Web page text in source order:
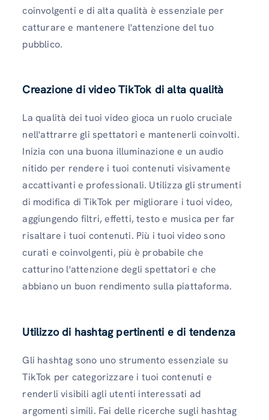
coinvolgenti e di alta qualità è essenziale per
catturare e mantenere l'attenzione del tuo
pubblico.
Creazione di video TikTok di alta qualità
La qualità dei tuoi video gioca un ruolo cruciale
nell'attrarre gli spettatori e mantenerli coinvolti.
Inizia con una buona illuminazione e un audio
nitido per rendere i tuoi contenuti visivamente
accattivanti e professionali. Utilizza gli strumenti
di modifica di TikTok per migliorare i tuoi video,
aggiungendo filtri, effetti, testo e musica per far
risaltare i tuoi contenuti. Più i tuoi video sono
curati e coinvolgenti, più è probabile che
catturino l'attenzione degli spettatori e che
abbiano un buon rendimento sulla piattaforma.
Utilizzo di hashtag pertinenti e di tendenza
Gli hashtag sono uno strumento essenziale su
TikTok per categorizzare i tuoi contenuti e
renderli visibili agli utenti interessati ad
argomenti simili. Fai delle ricerche sugli hashtag